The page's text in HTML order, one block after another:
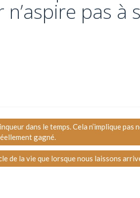
pas à
dans le temps. Cela n’implique pas
gagné.
de la vie que lorsque nous laissons